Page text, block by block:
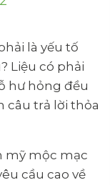
là yếu tố
Liệu có phải
hư hỏng đều
câu trả lời thỏa
mỹ mộc mạc
cầu cao về